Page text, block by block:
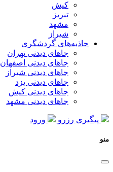
کیش
تبریز
مشهد
شیراز
جاذبه‌های گردشگری
جاهای دیدنی تهران
جاهای دیدنی اصفهان
جاهای دیدنی شیراز
جاهای دیدنی یزد
جاهای دیدنی کیش
جاهای دیدنی مشهد
پیگیری رزرو ورود
منو